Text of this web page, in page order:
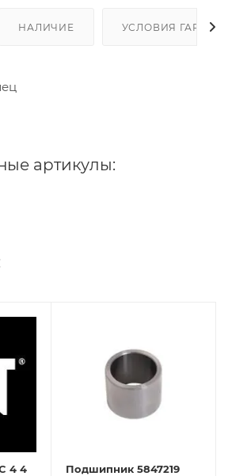
НАЛИЧИЕ УСЛОВИЯ
артикулы:
4 4
Подшипник 5847219